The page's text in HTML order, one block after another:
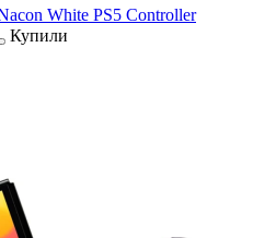
White PS5 Controller
Купили